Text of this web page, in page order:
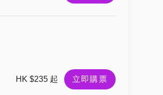
HK $235 起 立即購票